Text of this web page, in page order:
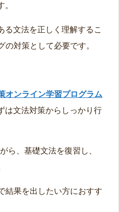
る文法を正しく理解するこ
の対策として必要です。
オンライン学習プログラム
は文法対策からしっかり行
ら、基礎文法を復習し、
結果を出したい方におすす